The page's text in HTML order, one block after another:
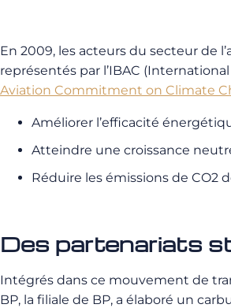
En 2009, les acteurs du secteur de
représentés par l’IBAC
Aviation Commitment on Climate
Améliorer l’efficacité
Atteindre une croissance
Réduire les émissions de CO2
Des partenariats
Intégrés dans ce mouvement de
BP, la filiale de BP, a élaboré un